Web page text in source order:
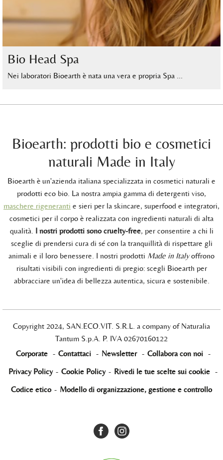
Bio Head Spa
Nei laboratori Bioearth è nata una vera e propria Spa …
Bioearth: prodotti bio e cosmetici
naturali Made in Italy
Bioearth è un'azienda italiana specializzata in cosmetici naturali e
prodotti eco bio. La nostra ampia gamma di detergenti viso,
maschere rigeneranti e sieri per la skincare, superfood e integratori,
cosmetici per il corpo è realizzata con ingredienti naturali di alta
qualità. I nostri prodotti sono cruelty-free, per consentire a chi li
sceglie di prendersi cura di sé con la tranquillità di rispettare gli
animali e il loro benessere. I nostri prodotti Made in Italyoffrono
risultati visibili con ingredienti di pregio: scegli Bioearth per
abbracciare un'idea di bellezza autentica, sicura e sostenibile.
Copyright 2024, SAN.ECO.VIT. S.R.L. a company of Naturalia
Tantum S.p.A. P. IVA 02670160122
Corporate - Contattaci - Newsletter - Collabora con noi -
Privacy Policy - Cookie Policy - Rivedi le tue scelte sui cookie -
Codice etico - Modello di organizzazione, gestione e controllo